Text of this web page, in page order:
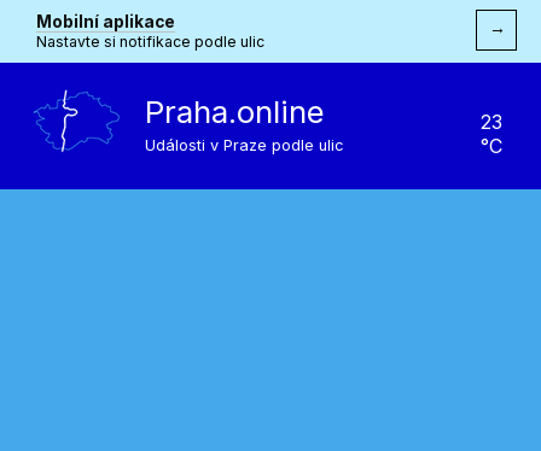
Mobilní aplikace
Nastavte si notifikace podle ulic
→
Praha.online
Události v Praze podle ulic
23
°C